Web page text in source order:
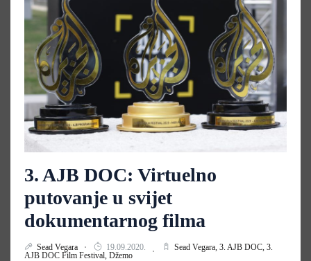
3. AJB DOC: Virtuelno
putovanje u svijet
dokumentarnog filma
Sead Vegara 19.09.2020. Sead Vegara, 3. AJB DOC, 3.
AJB DOC Film Festival, Džemo